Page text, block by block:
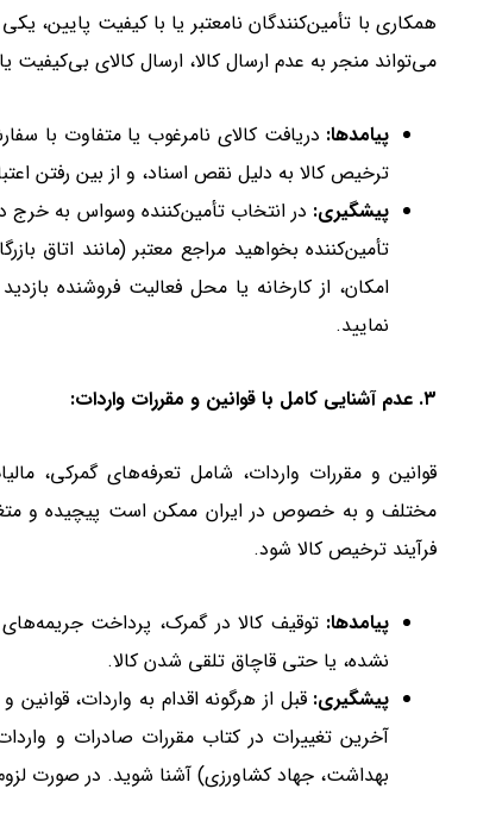
همکاری با تأمین‌کنندگان نامعتبر یا با کیفیت پایین،
می‌تواند منجر به عدم ارسال کالا، ارسال کالای بی‌کیفیت
پیامدها: دریافت کالای نامرغوب یا متفاوت با
ترخیص کالا به دلیل نقص اسناد، و از بین رفتن
پیشگیری: در انتخاب تأمین‌کننده وسواس به خرج
تأمین‌کننده بخواهید مراجع معتبر (مانند اتاق
امکان، از کارخانه یا محل فعالیت فروشنده
نمایید.
۳. عدم آشنایی کامل با قوانین و مقررات واردات:
قوانین و مقررات واردات، شامل تعرفه‌های گمرکی،
مختلف و به خصوص در ایران ممکن است پیچیده و
فرآیند ترخیص کالا شود.
پیامدها: توقیف کالا در گمرک، پرداخت
نشده، یا حتی قاچاق تلقی شدن کالا.
پیشگیری: قبل از هرگونه اقدام به واردات،
آخرین تغییرات در کتاب مقررات صادرات و
بهداشت، جهاد کشاورزی) آشنا شوید. در صورت